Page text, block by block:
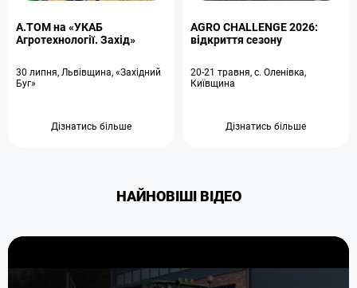
A.TOM на «УКАБ
Агротехнології. Захід»
30 липня, Львівщина, «Західний
Буг»
Дізнатись більше
AGRO CHALLENGE 2026:
відкриття сезону
20-21 травня, с. Оленівка,
Київщина
Дізнатись більше
НАЙНОВІШІ ВІДЕО